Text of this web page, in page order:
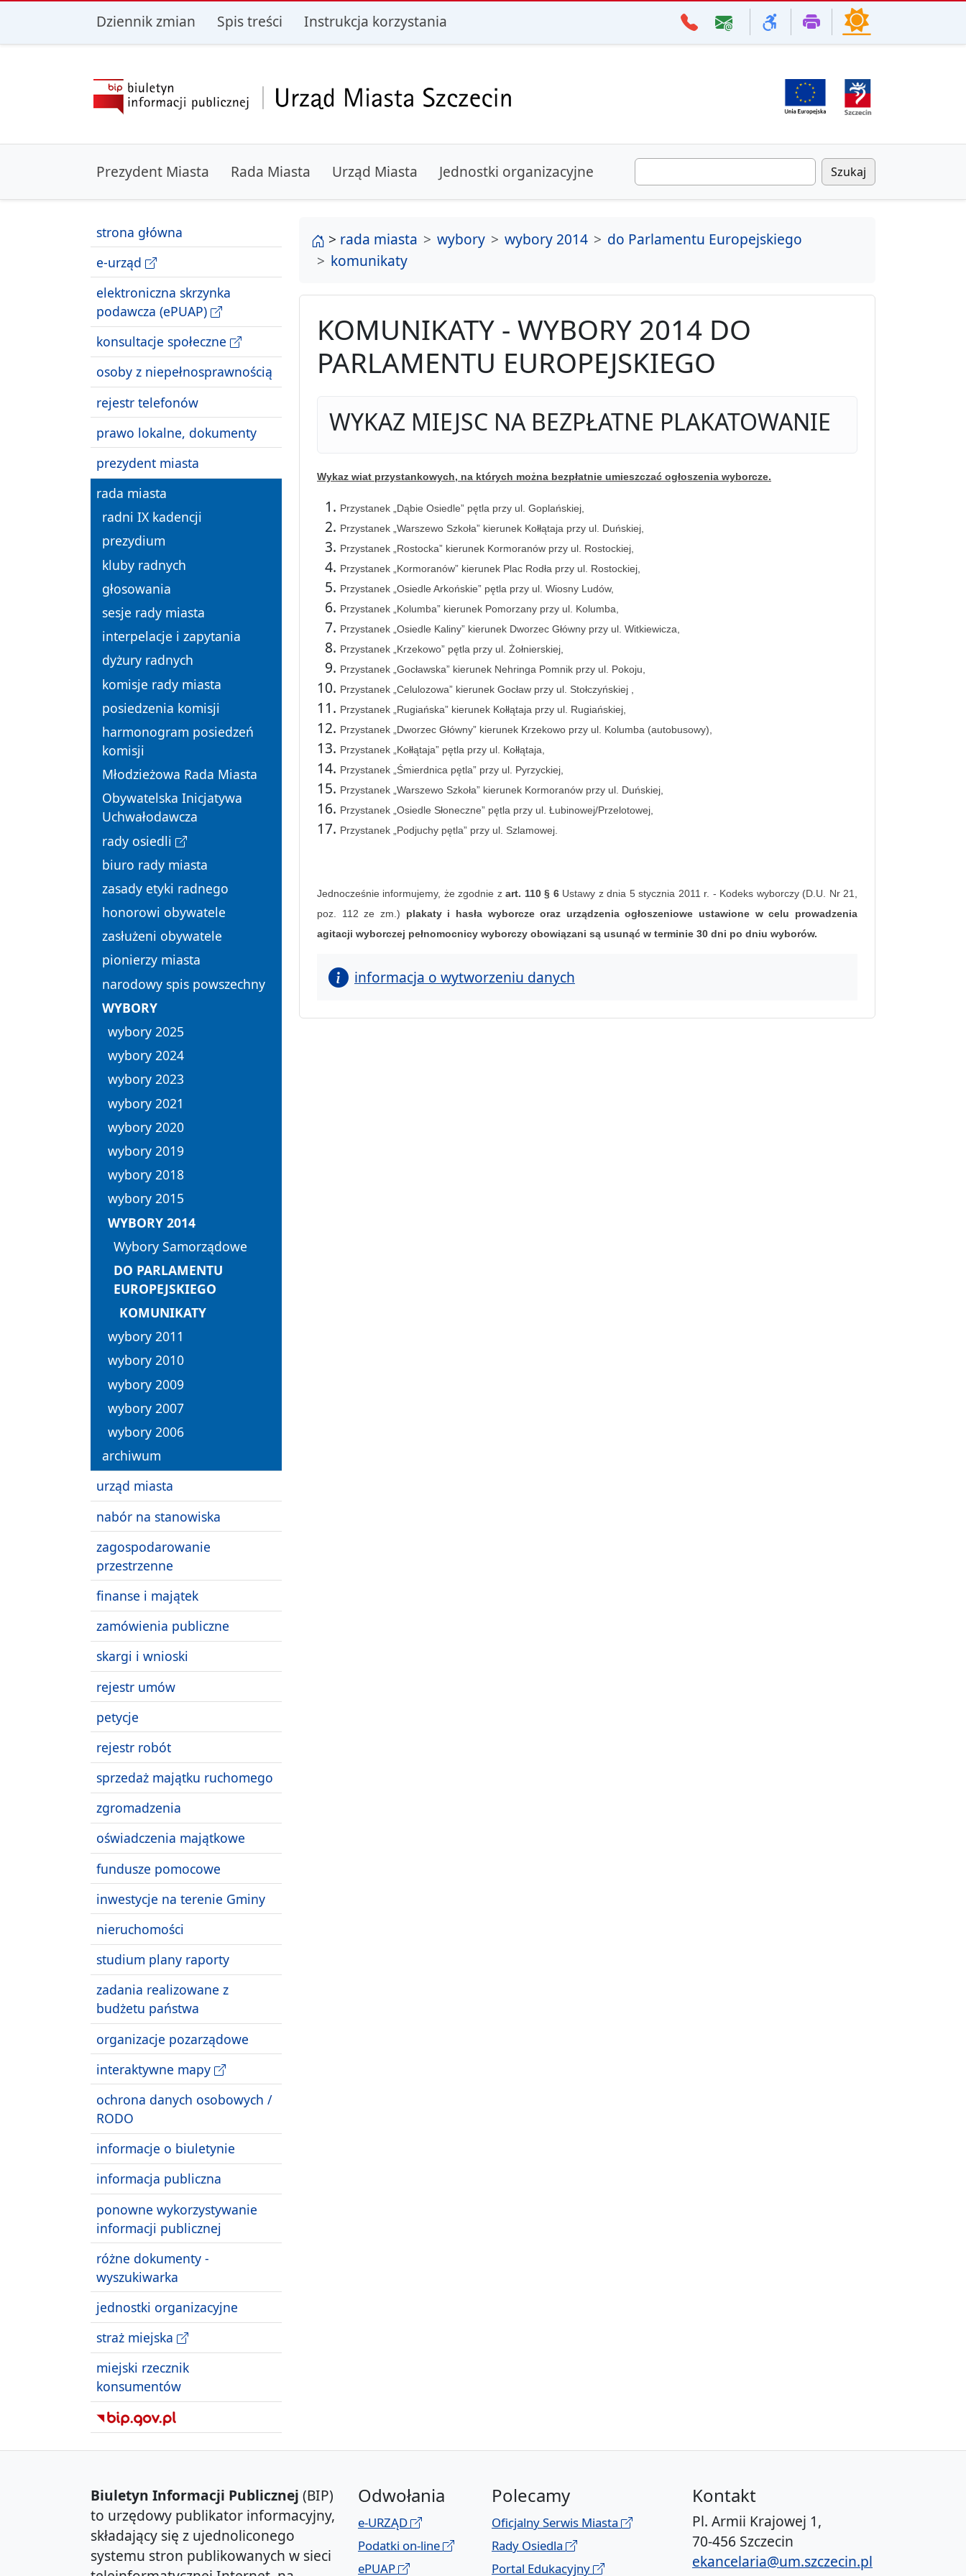
przejdź do głównego menu przejdź do treści
Dziennik zmian Spis treści Instrukcja korzystania
Prezydent Miasta Rada Miasta Urząd Miasta Jednostki organizacyjne Szukaj
strona główna
e-urząd
elektroniczna skrzynka
podawcza (ePUAP)
konsultacje społeczne
osoby z niepełnosprawnością
rejestr telefonów
prawo lokalne, dokumenty
prezydent miasta
rada miasta
radni IX kadencji
prezydium
kluby radnych
głosowania
sesje rady miasta
interpelacje i zapytania
dyżury radnych
komisje rady miasta
posiedzenia komisji
harmonogram posiedzeń
komisji
Młodzieżowa Rada Miasta
Obywatelska Inicjatywa
Uchwałodawcza
rady osiedli
biuro rady miasta
zasady etyki radnego
honorowi obywatele
zasłużeni obywatele
pionierzy miasta
narodowy spis powszechny
WYBORY
wybory 2025
wybory 2024
wybory 2023
wybory 2021
wybory 2020
wybory 2019
wybory 2018
wybory 2015
WYBORY 2014
Wybory Samorządowe
DO PARLAMENTU
EUROPEJSKIEGO
KOMUNIKATY
wybory 2011
wybory 2010
wybory 2009
wybory 2007
wybory 2006
archiwum
urząd miasta
nabór na stanowiska
zagospodarowanie
przestrzenne
finanse i majątek
zamówienia publiczne
skargi i wnioski
rejestr umów
petycje
rejestr robót
sprzedaż majątku ruchomego
zgromadzenia
oświadczenia majątkowe
fundusze pomocowe
inwestycje na terenie Gminy
nieruchomości
studium plany raporty
zadania realizowane z
budżetu państwa
organizacje pozarządowe
interaktywne mapy
ochrona danych osobowych /
RODO
informacje o biuletynie
informacja publiczna
ponowne wykorzystywanie
informacji publicznej
różne dokumenty -
wyszukiwarka
jednostki organizacyjne
straż miejska
miejski rzecznik
konsumentów
strona główna
> rada miasta wybory wybory 2014
do Parlamentu Europejskiego
komunikaty
KOMUNIKATY - WYBORY 2014 DO
PARLAMENTU EUROPEJSKIEGO
WYKAZ MIEJSC NA BEZPŁATNE PLAKATOWANIE
Wykaz wiat przystankowych, na których można bezpłatnie umieszczać ogłoszenia wyborcze.
Przystanek „Dąbie Osiedle” pętla przy ul. Goplańskiej,
Przystanek „Warszewo Szkoła” kierunek Kołłątaja przy ul. Duńskiej,
Przystanek „Rostocka” kierunek Kormoranów przy ul. Rostockiej,
Przystanek „Kormoranów” kierunek Plac Rodła przy ul. Rostockiej,
Przystanek „Osiedle Arkońskie” pętla przy ul. Wiosny Ludów,
Przystanek „Kolumba” kierunek Pomorzany przy ul. Kolumba,
Przystanek „Osiedle Kaliny” kierunek Dworzec Główny przy ul. Witkiewicza,
Przystanek „Krzekowo” pętla przy ul. Żołnierskiej,
Przystanek „Gocławska” kierunek Nehringa Pomnik przy ul. Pokoju,
Przystanek „Celulozowa” kierunek Gocław przy ul. Stołczyńskiej ,
Przystanek „Rugiańska” kierunek Kołłątaja przy ul. Rugiańskiej,
Przystanek „Dworzec Główny” kierunek Krzekowo przy ul. Kolumba (autobusowy),
Przystanek „Kołłątaja” pętla przy ul. Kołłątaja,
Przystanek „Śmierdnica pętla” przy ul. Pyrzyckiej,
Przystanek „Warszewo Szkoła” kierunek Kormoranów przy ul. Duńskiej,
Przystanek „Osiedle Słoneczne” pętla przy ul. Łubinowej/Przelotowej,
Przystanek „Podjuchy pętla” przy ul. Szlamowej.
Jednocześnie informujemy, że zgodnie zart. 110 § 6Ustawy z dnia 5 stycznia 2011 r. - Kodeks wyborczy (D.U. Nr 21,
poz. 112 ze zm.) plakaty i hasła wyborcze oraz urządzenia ogłoszeniowe ustawione w celu prowadzenia
agitacji wyborczej pełnomocnicy wyborczy obowiązani są usunąć w terminie 30 dni po dniu wyborów.
informacja o wytworzeniu danych
Biuletyn Informacji Publicznej (BIP)
to urzędowy publikator informacyjny,
składający się z ujednoliconego
systemu stron publikowanych w sieci
Odwołania
e-URZĄD
Podatki on-line
ePUAP
Polecamy
Oficjalny Serwis Miasta
Rady Osiedla
Portal Edukacyjny
Kontakt
Pl. Armii Krajowej 1,
70-456 Szczecin
ekancelaria@um.szczecin.pl